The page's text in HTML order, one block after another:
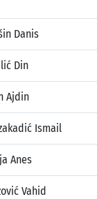
Danis
Din
Ajdin
Ismail
Anes
Vahid